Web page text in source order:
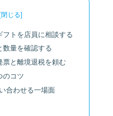
トを店員に相談する
数量を確認する
票と離境退税を頼む
のコツ
合わせる一場面